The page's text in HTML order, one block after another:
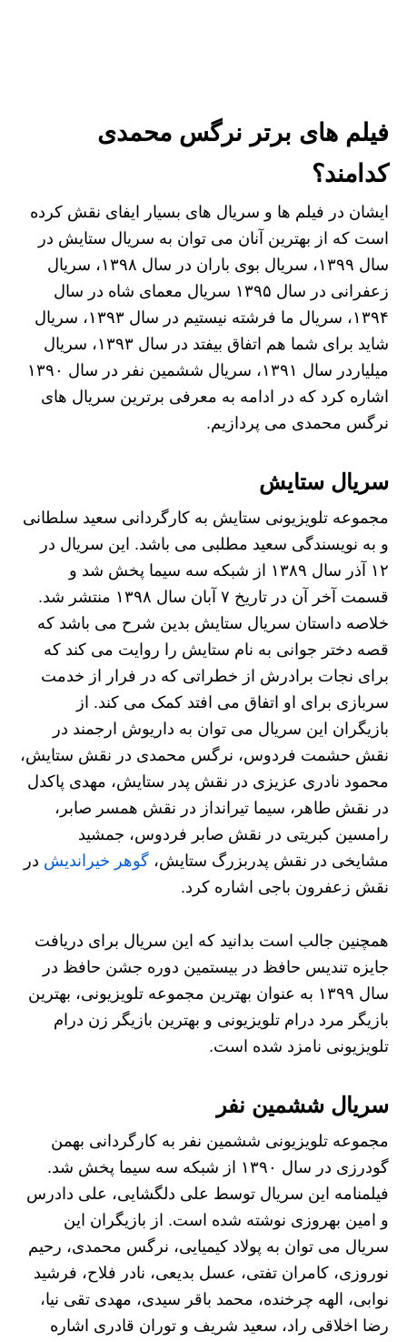
فیلم های برتر نرگس محمدی
کدامند؟
ایشان در فیلم ها و سریال های بسیار ایفای نقش کرده
است که از بهترین آنان می توان به سریال ستایش در
سال ۱۳۹۹، سریال بوی باران در سال ۱۳۹۸، سریال
زعفرانی در سال ۱۳۹۵ سریال معمای شاه در سال
۱۳۹۴، سریال ما فرشته نیستیم در سال ۱۳۹۳، سریال
شاید برای شما هم اتفاق بیفتد در سال ۱۳۹۳، سریال
میلیاردر سال ۱۳۹۱، سریال ششمین نفر در سال ۱۳۹۰
اشاره کرد که در ادامه به معرفی برترین سریال های
نرگس محمدی می پردازیم.
سریال ستایش
مجموعه تلویزیونی ستایش به کارگردانی سعید سلطانی
و به نویسندگی سعید مطلبی می باشد. این سریال در
۱۲ آذر سال ۱۳۸۹ از شبکه سه سیما پخش شد و
قسمت آخر آن در تاریخ ۷ آبان سال ۱۳۹۸ منتشر شد.
خلاصه داستان سریال ستایش بدین شرح می باشد که
قصه دختر جوانی به نام ستایش را روایت می‌ کند که
برای نجات برادرش از خطراتی که در فرار از خدمت
سربازی برای او اتفاق می‌ افتد کمک می کند. از
بازیگران این سریال می‌ توان به داریوش ارجمند در
نقش حشمت فردوس، نرگس محمدی در نقش ستایش،
محمود نادری عزیزی در نقش پدر ستایش، مهدی پاکدل
در نقش طاهر، سیما تیرانداز در نقش همسر صابر،
رامسین کبریتی در نقش صابر فردوس، جمشید
مشایخی در نقش پدربزرگ ستایش، گوهر خیراندیش در
نقش زعفرون باجی اشاره کرد.
همچنین جالب است بدانید که این سریال برای دریافت
جایزه تندیس حافظ در بیستمین دوره جشن حافظ در
سال ۱۳۹۹ به عنوان بهترین مجموعه تلویزیونی، بهترین
بازیگر مرد درام تلویزیونی و بهترین بازیگر زن درام
تلویزیونی نامزد شده است.
سریال ششمین نفر
مجموعه تلویزیونی ششمین نفر به کارگردانی بهمن
گودرزی در سال ۱۳۹۰ از شبکه سه سیما پخش شد.
فیلمنامه این سریال توسط علی دلگشایی، علی دادرس
و امین بهروزی نوشته شده است. از بازیگران این
سریال می توان به پولاد کیمیایی، نرگس محمدی، رحیم
نوروزی، کامران تفتی، عسل بدیعی، نادر فلاح، فرشید
نوابی، الهه چرخنده، محمد باقر سیدی، مهدی تقی نیا،
رضا اخلاقی راد، سعید شریف و توران قادری اشاره